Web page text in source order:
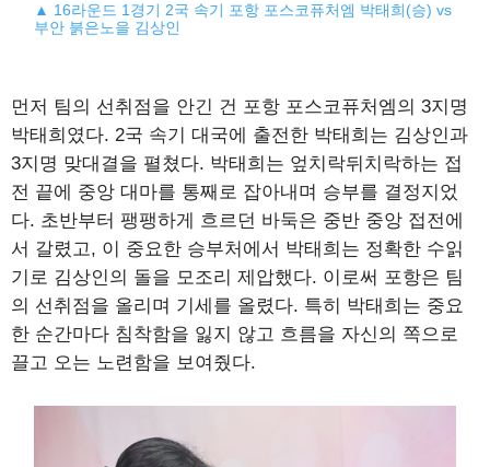
▲ 16라운드 1경기 2국 속기 포항 포스코퓨처엠 박태희(승) vs
부안 붉은노을 김상인
먼저 팀의 선취점을 안긴 건 포항 포스코퓨처엠의 3지명
박태희였다. 2국 속기 대국에 출전한 박태희는 김상인과
3지명 맞대결을 펼쳤다. 박태희는 엎치락뒤치락하는 접
전 끝에 중앙 대마를 통째로 잡아내며 승부를 결정지었
다. 초반부터 팽팽하게 흐르던 바둑은 중반 중앙 접전에
서 갈렸고, 이 중요한 승부처에서 박태희는 정확한 수읽
기로 김상인의 돌을 모조리 제압했다. 이로써 포항은 팀
의 선취점을 올리며 기세를 올렸다. 특히 박태희는 중요
한 순간마다 침착함을 잃지 않고 흐름을 자신의 쪽으로
끌고 오는 노련함을 보여줬다.